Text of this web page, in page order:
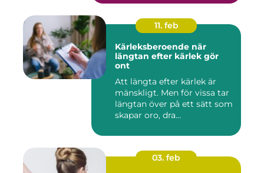
11. feb
Kärleksberoende när
längtan efter kärlek gör
ont
Att längta efter kärlek är
mänskligt. Men för vissa tar
längtan över på ett sätt som
skapar oro, dra...
03. feb